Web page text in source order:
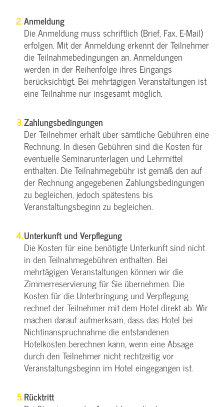
Anmeldung
Die Anmeldung muss schriftlich (Brief, Fax, E-Mail)
erfolgen. Mit der Anmeldung erkennt der Teilnehmer
die Teilnahmebedingungen an. Anmeldungen
werden in der Reihenfolge ihres Eingangs
berücksichtigt. Bei mehrtägigen Veranstaltungen ist
eine Teilnahme nur insgesamt möglich.
Zahlungsbedingungen
Der Teilnehmer erhält über sämtliche Gebühren eine
Rechnung. In diesen Gebühren sind die Kosten für
eventuelle Seminarunterlagen und Lehrmittel
enthalten. Die Teilnahmegebühr ist gemäß den auf
der Rechnung angegebenen Zahlungsbedingungen
zu begleichen, jedoch spätestens bis
Veranstaltungsbeginn zu begleichen.
Unterkunft und Verpflegung
Die Kosten für eine benötigte Unterkunft sind nicht
in den Teilnahmegebühren enthalten. Bei
mehrtägigen Veranstaltungen können wir die
Zimmerreservierung für Sie übernehmen. Die
Kosten für die Unterbringung und Verpflegung
rechnet der Teilnehmer mit dem Hotel direkt ab. Wir
machen darauf aufmerksam, dass das Hotel bei
Nichtinanspruchnahme die entstandenen
Hotelkosten berechnen kann, wenn eine Absage
durch den Teilnehmer nicht rechtzeitig vor
Veranstaltungsbeginn im Hotel eingegangen ist.
Rücktritt